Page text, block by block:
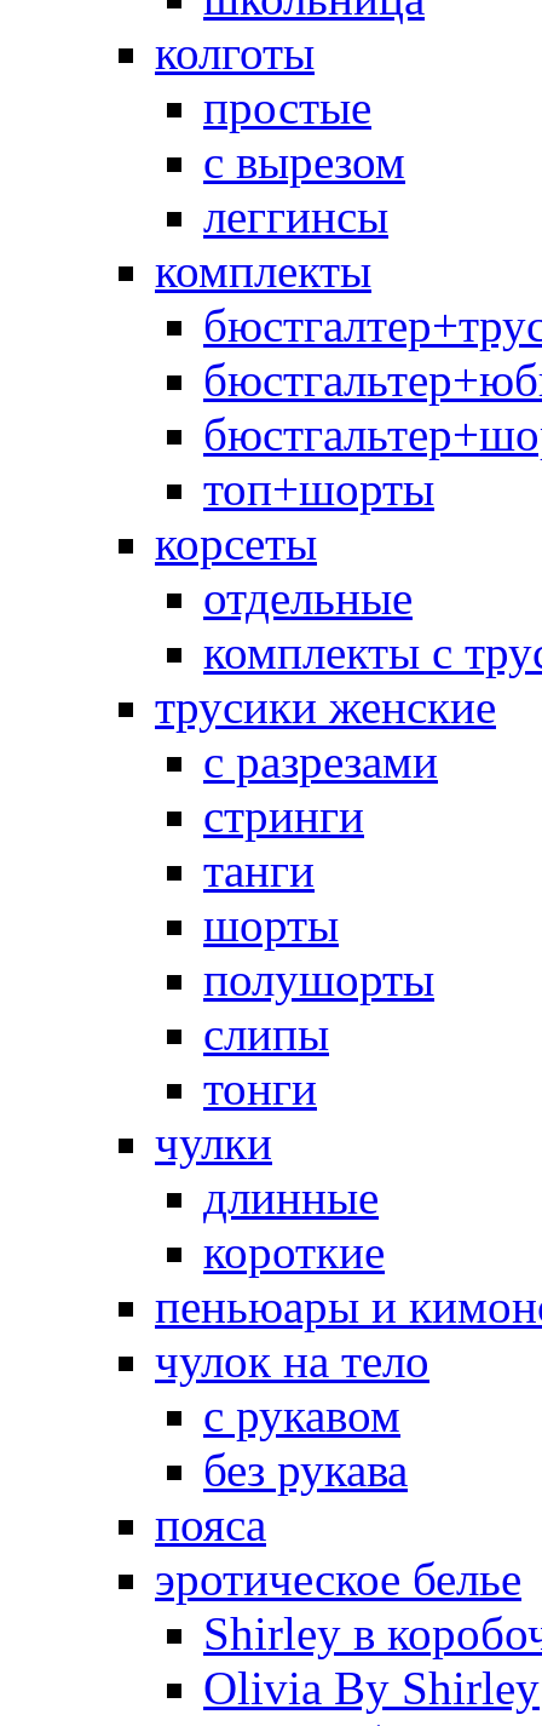
колготы
простые
с вырезом
леггинсы
комплекты
топ+шорты
корсеты
отдельные
комплекты с
трусики женские
с разрезами
стринги
танги
шорты
полушорты
слипы
тонги
чулки
длинные
короткие
пеньюары и
чулок на тело
с рукавом
без рукава
пояса
эротическое белье
Shirley в
Olivia By Shirley